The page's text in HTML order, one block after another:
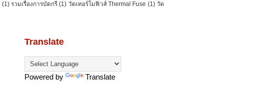
(1) รวมเรื่องการบัดกรี (1) วัดเทอร์โมฟิวส์ Thermal Fuse (1) วัด
Translate
Powered by Translate